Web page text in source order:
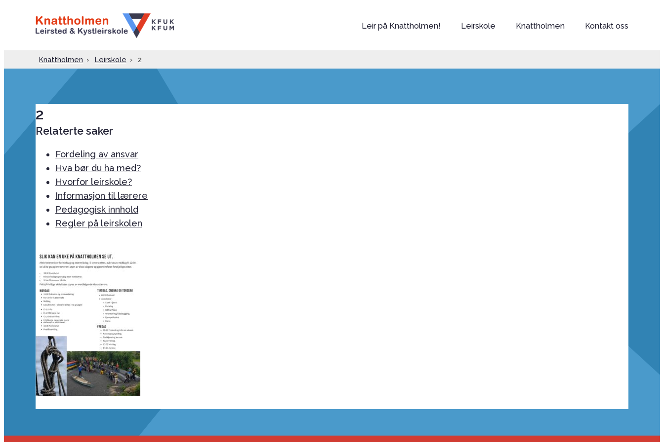
Leir på Knattholmen! Leirskole Knattholmen Kontakt oss
Knattholmen › Leirskole › 2
2
Relaterte saker
Fordeling av ansvar
Hva bør du ha med?
Hvorfor leirskole?
Informasjon til lærere
Pedagogisk innhold
Regler på leirskolen